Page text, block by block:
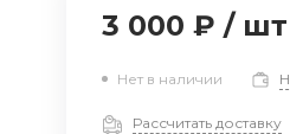
3 000 ₽ / шт
Нет в наличии
Рассчитать доставку